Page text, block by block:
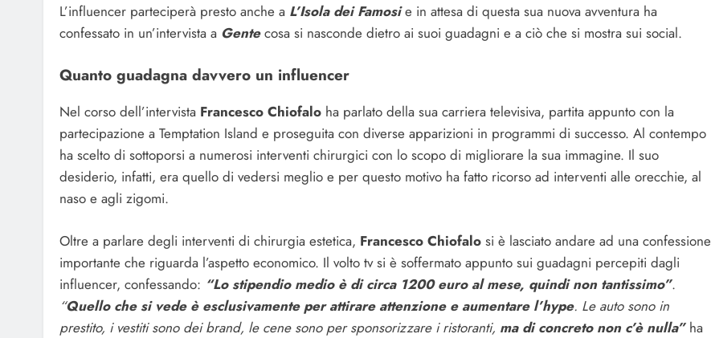
L’influencer parteciperà presto anche a L’Isola dei Famosie in attesa di questa sua nuova avventura ha
confessato in un’intervista a Gentecosa si nasconde dietro ai suoi guadagni e a ciò che si mostra sui social.
Quanto guadagna davvero un influencer
Nel corso dell’intervista Francesco Chiofalo ha parlato della sua carriera televisiva, partita appunto con la
partecipazione a Temptation Island e proseguita con diverse apparizioni in programmi di successo. Al contempo
ha scelto di sottoporsi a numerosi interventi chirurgici con lo scopo di migliorare la sua immagine. Il suo
desiderio, infatti, era quello di vedersi meglio e per questo motivo ha fatto ricorso ad interventi alle orecchie, al
naso e agli zigomi.
Oltre a parlare degli interventi di chirurgia estetica, Francesco Chiofalo si è lasciato andare ad una confessione
importante che riguarda l’aspetto economico. Il volto tv si è soffermato appunto sui guadagni percepiti dagli
influencer, confessando: “Lo stipendio medio è di circa 1200 euro al mese, quindi non tantissimo”.
“Quello che si vede è esclusivamente per attirare attenzione e aumentare l’hype. Le auto sono in
prestito, i vestiti sono dei brand, le cene sono per sponsorizzare i ristoranti, ma di concreto non c’è nulla”ha